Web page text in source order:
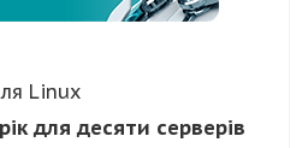
Linux
для десяти серверів